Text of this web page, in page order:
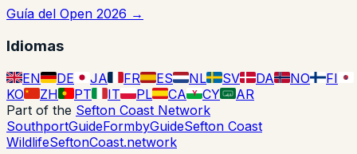
Guía del Open 2026 →
Idiomas
EN DE JA FR ES NL SV DA NO
FI
KO
ZH PT IT PL CA Y CY لا إله
AR
Part of the Sefton Coast Network
SouthportGuideFormbyGuideSefton Coast
WildlifeSeftonCoast.network